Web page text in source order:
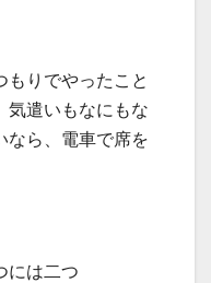
もりでやったこと
気遣いもなにもな
なら、電車で席を
には二つ